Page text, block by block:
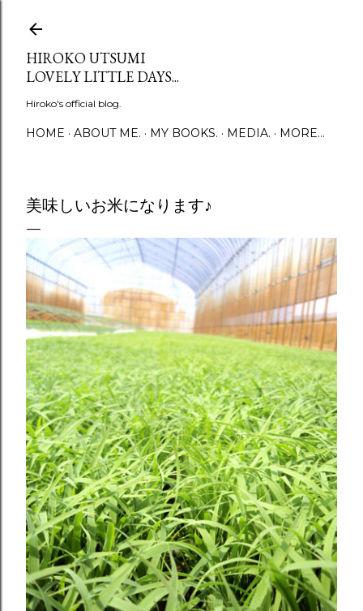
HIROKO UTSUMI
LOVELY LITTLE DAYS...
Hiroko's official blog.
HOME ABOUT ME. MY BOOKS. MEDIA. MORE…
美味しいお米になります♪